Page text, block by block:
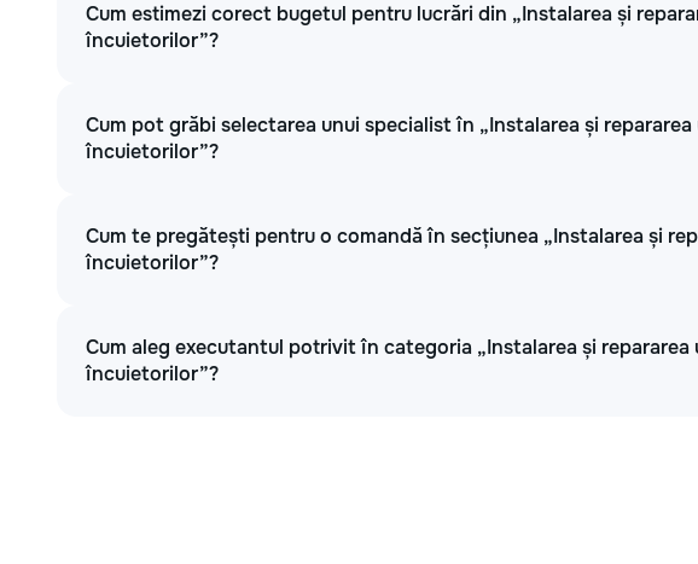
Cum estimezi corect bugetul pentru lucrări din „Instalarea și
încuietorilor”?
Cum pot grăbi selectarea unui specialist în „Instalarea și repararea
încuietorilor”?
Cum te pregătești pentru o comandă în secțiunea „Instalarea și
încuietorilor”?
Cum aleg executantul potrivit în categoria „Instalarea și repararea
încuietorilor”?